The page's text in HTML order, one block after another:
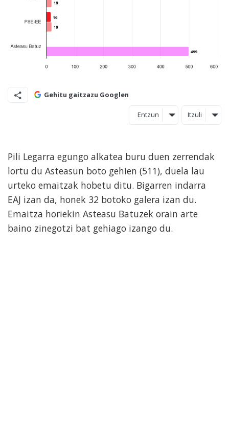
Gehitu gaitzazu Googlen
Entzun Itzuli
Pili Legarra egungo alkatea buru duen zerrendak
lortu du Asteasun boto gehien (511), duela lau
urteko emaitzak hobetu ditu. Bigarren indarra
EAJ izan da, honek 32 botoko galera izan du.
Emaitza horiekin Asteasu Batuzek orain arte
baino zinegotzi bat gehiago izango du.